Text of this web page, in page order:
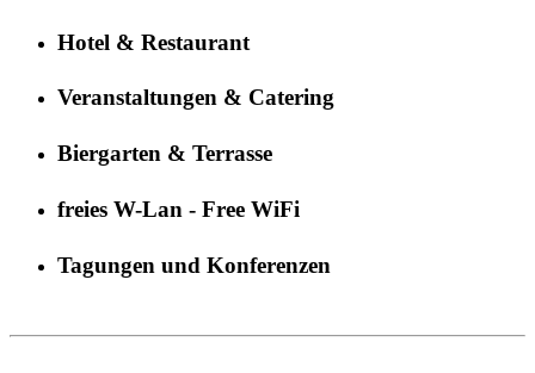
Hotel & Restaurant
Veranstaltungen & Catering
Biergarten & Terrasse
freies W-Lan - Free WiFi
Tagungen und Konferenzen